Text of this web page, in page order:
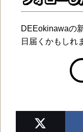
DEEokinawaの
日届くかもしれ